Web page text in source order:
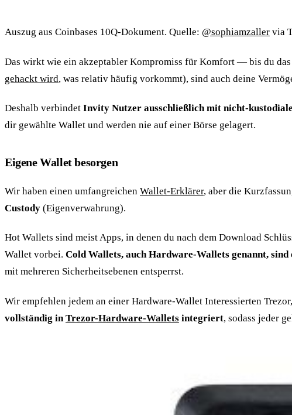
Auszug aus Coinbases 10Q-Dokument. Quelle: @sophiamzaller via
Das wirkt wie ein akzeptabler Kompromiss für Komfort — bis du
gehackt wird, was relativ häufig vorkommt), sind auch deine
Deshalb verbindet Invity Nutzer ausschließlich mit nicht-
dir gewählte Wallet und werden nie auf einer Börse gelagert.
Eigene Wallet besorgen
Wir haben einen umfangreichen Wallet-Erklärer, aber die
Custody (Eigenverwahrung).
Hot Wallets sind meist Apps, in denen du nach dem Download
Wallet vorbei. Cold Wallets, auch Hardware-Wallets genannt,
mit mehreren Sicherheitsebenen entsperrst.
Wir empfehlen jedem an einer Hardware-Wallet Interessierten
vollständig in Trezor-Hardware-Wallets integriert, sodass jeder